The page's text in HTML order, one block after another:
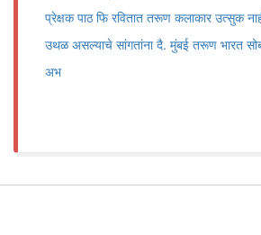
प्रेक्षक पाठ फि रवितात तरूण कलाकार उत्सुक
उथळ असल्याचे सांगतांना दै. मुंबई तरूण भारत
अभ